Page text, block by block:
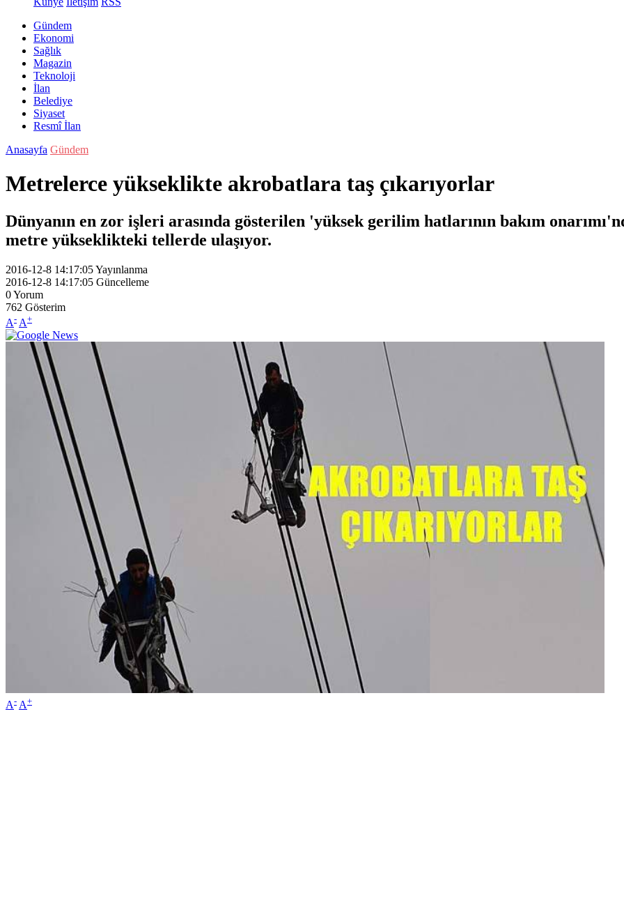
Gündem
Ekonomi
Sağlık
Magazin
Teknoloji
İlan
Belediye
Siyaset
Resmî İlan
Anasayfa Gündem
Metrelerce yükseklikte akrobatlara taş çıkarıyorlar
Dünyanın en zor işleri arasında gösterilen 'yüksek gerilim hatlarının bakım
metre yükseklikteki tellerde ulaşıyor.
2016-12-8 14:17:05Yayınlanma
2016-12-8 14:17:05 Güncelleme
0Yorum
762 Gösterim
A- A+
A- A+